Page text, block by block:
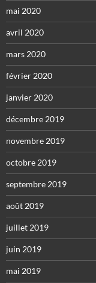
mai 2020
avril 2020
mars 2020
février 2020
janvier 2020
décembre 2019
novembre 2019
octobre 2019
septembre 2019
août 2019
juillet 2019
juin 2019
mai 2019